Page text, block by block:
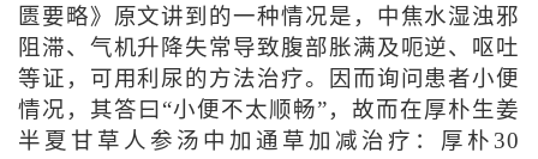
匮要略》原文讲到的一种情况是，中焦水湿浊邪
阻滞、气机升降失常导致腹部胀满及呃逆、呕吐
等证，可用利尿的方法治疗。因而询问患者小便
情况，其答曰“小便不太顺畅”，故而在厚朴生姜
半夏甘草人参汤中加通草加减治疗：厚朴30